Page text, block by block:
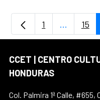
Página
1 ...Páginas
15
CCET | CENTRO
HONDURAS
Col. Palmira 1ª Calle,